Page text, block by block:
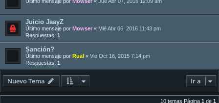
Juicio JaayZ
Último mensaje por Mowser « Mié Abr 06, 2016 11:43 pm
Respuestas: 1
Sanción?
Último mensaje por Rual « Vie Oct 16, 2015 7:14 pm
Respuestas: 1
Nuevo Tema Ir a
10 temas Página 1 de 1